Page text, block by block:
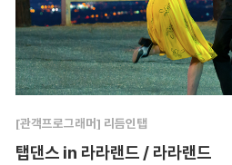
[관객프로그래머] 리듬인탭
탭댄스 in 라라랜드 / 라라랜드